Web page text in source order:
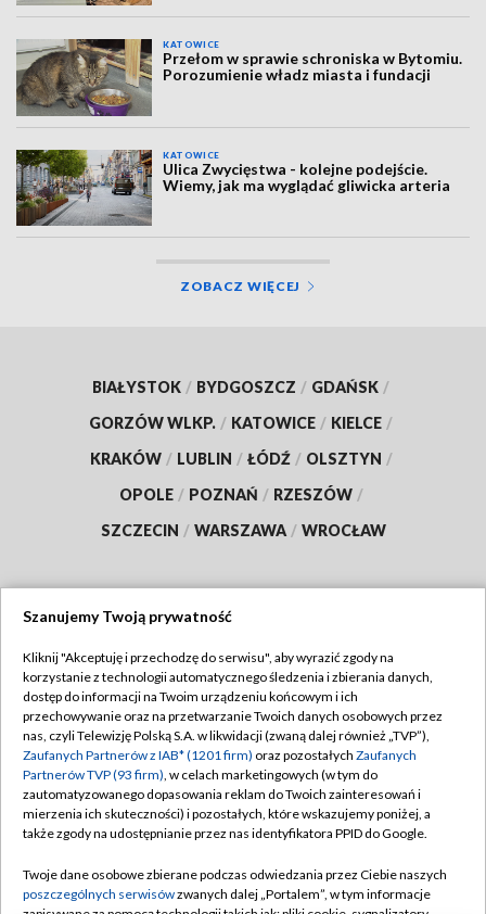
KATOWICE
Przełom w sprawie schroniska w Bytomiu.
Porozumienie władz miasta i fundacji
KATOWICE
Ulica Zwycięstwa - kolejne podejście.
Wiemy, jak ma wyglądać gliwicka arteria
ZOBACZ WIĘCEJ
BIAŁYSTOK / BYDGOSZCZ / GDAŃSK /
GORZÓW WLKP. / KATOWICE / KIELCE /
KRAKÓW / LUBLIN / ŁÓDŹ / OLSZTYN /
OPOLE / POZNAŃ / RZESZÓW /
SZCZECIN / WARSZAWA / WROCŁAW
TVP
Abonament TVP
Emisja w TVP
Centrum informacji TVP
Naziemna Telewizja Cyfrowa
Rada Programowa
Regulamin TVP
Polityka prywatności
Moje zgody
Pomoc
Kontakt
Szanujemy Twoją prywatność
Kliknij "Akceptuję i przechodzę do serwisu", aby wyrazić zgody na
korzystanie z technologii automatycznego śledzenia i zbierania danych,
dostęp do informacji na Twoim urządzeniu końcowym i ich
przechowywanie oraz na przetwarzanie Twoich danych osobowych przez
nas, czyli Telewizję Polską S.A. w likwidacji (zwaną dalej również „TVP”),
Zaufanych Partnerów z IAB* (1201 firm) oraz pozostałych Zaufanych
Partnerów TVP (93 firm), w celach marketingowych (w tym do
zautomatyzowanego dopasowania reklam do Twoich zainteresowań i
mierzenia ich skuteczności) i pozostałych, które wskazujemy poniżej, a
także zgody na udostępnianie przez nas identyfikatora PPID do Google.
Twoje dane osobowe zbierane podczas odwiedzania przez Ciebie naszych
poszczególnych serwisówzwanych dalej „Portalem”, w tym informacje